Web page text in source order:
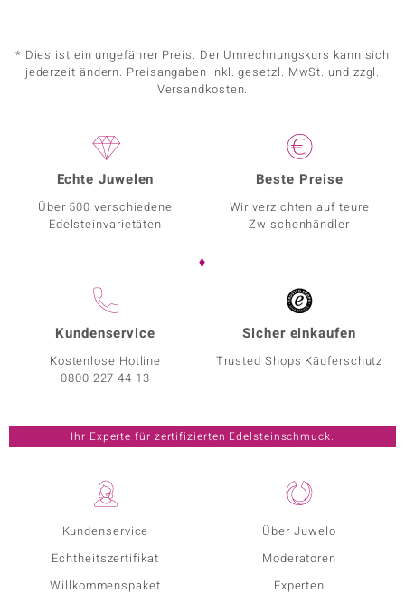
* Dies ist ein ungefährer Preis. Der Umrechnungskurs kann sich
jederzeit ändern. Preisangaben inkl. gesetzl. MwSt. und zzgl.
Versandkosten.
Kundenservice
Echtheitszertifikat
Willkommenspaket
Über Juwelo
Moderatoren
Experten
Echte Juwelen
Über 500 verschiedene
Edelsteinvarietäten
Beste Preise
Wir verzichten auf teure
Zwischenhändler
Kundenservice
Kostenlose Hotline
0800 227 44 13
Sicher einkaufen
Trusted Shops Käuferschutz
Ihr Experte für zertifizierten Edelsteinschmuck.